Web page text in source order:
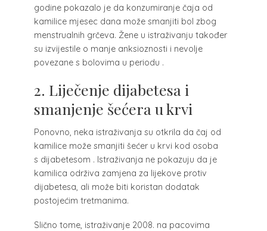
godine pokazalo je da konzumiranje čaja od
kamilice mjesec dana može smanjiti bol zbog
menstrualnih grčeva. Žene u istraživanju također
su izvijestile o manje anksioznosti i nevolje
povezane s bolovima u periodu .
2. Liječenje dijabetesa i
smanjenje šećera u krvi
Ponovno, neka istraživanja su otkrila da čaj od
kamilice može smanjiti šećer u krvi kod osoba
s dijabetesom . Istraživanja ne pokazuju da je
kamilica održiva zamjena za lijekove protiv
dijabetesa, ali može biti koristan dodatak
postojećim tretmanima.
Slično tome, istraživanje 2008. na pacovima